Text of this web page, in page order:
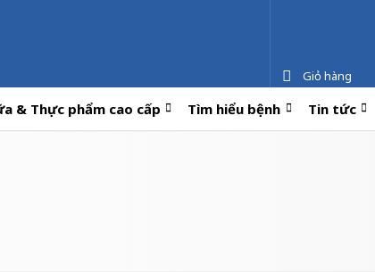
Giỏ hàng
& Thực phẩm cao cấp Tìm hiểu bệnh Tin tức